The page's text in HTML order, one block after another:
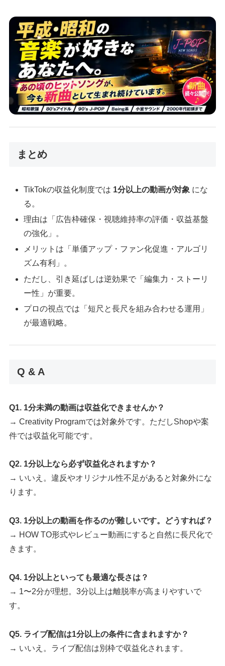
まとめ
TikTokの収益化制度では 1分以上の動画が対象 にな
る。
理由は「広告枠確保・視聴維持率の評価・収益基盤
の強化」。
メリットは「単価アップ・ファン化促進・アルゴリ
ズム有利」。
ただし、引き延ばしは逆効果で「編集力・ストーリ
ー性」が重要。
プロの視点では「短尺と長尺を組み合わせる運用」
が最適戦略。
Q & A
Q1. 1分未満の動画は収益化できませんか？
→ Creativity Programでは対象外です。ただしShopや案
件では収益化可能です。
Q2. 1分以上なら必ず収益化されますか？
→ いいえ。違反やオリジナル性不足があると対象外にな
ります。
Q3. 1分以上の動画を作るのが難しいです。どうすれば？
→ HOW TO形式やレビュー動画にすると自然に長尺化で
きます。
Q4. 1分以上といっても最適な長さは？
→ 1〜2分が理想。3分以上は離脱率が高まりやすいで
す。
Q5. ライブ配信は1分以上の条件に含まれますか？
→ いいえ。ライブ配信は別枠で収益化されます。